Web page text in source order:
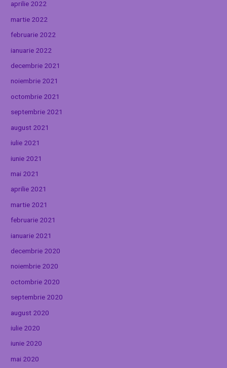
aprilie 2022
martie 2022
februarie 2022
ianuarie 2022
decembrie 2021
noiembrie 2021
octombrie 2021
septembrie 2021
august 2021
iulie 2021
iunie 2021
mai 2021
aprilie 2021
martie 2021
februarie 2021
ianuarie 2021
decembrie 2020
noiembrie 2020
octombrie 2020
septembrie 2020
august 2020
iulie 2020
iunie 2020
mai 2020